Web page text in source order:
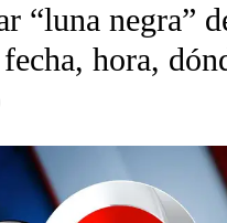
“luna negra”
hora,